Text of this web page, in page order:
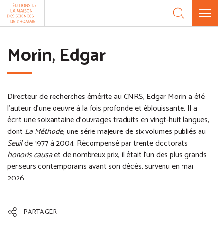
Aller au contenu
Morin, Edgar
Directeur de recherches émérite au CNRS, Edgar Morin a été
l'auteur d'une oeuvre à la fois profonde et éblouissante. Il a
écrit une soixantaine d'ouvrages traduits en vingt-huit langues,
dont La Méthode, une série majeure de six volumes publiés au
Seuilde 1977 à 2004. Récompensé par trente doctorats
honoris causaet de nombreux prix, il était l'un des plus grands
penseurs contemporains avant son décès, survenu en mai
2026.
PARTAGER
Panneau de gestion des cookies